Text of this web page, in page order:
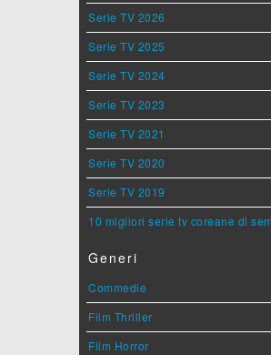
Serie TV 2026
Serie TV 2025
Serie TV 2024
Serie TV 2023
Serie TV 2021
Serie TV 2020
Serie TV 2019
10 migliori serie tv coreane di
Generi
Commedie
Film Thriller
Film Horror